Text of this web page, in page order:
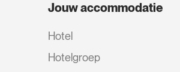
Jouw accommodatie
Hotel
Hotelgroep